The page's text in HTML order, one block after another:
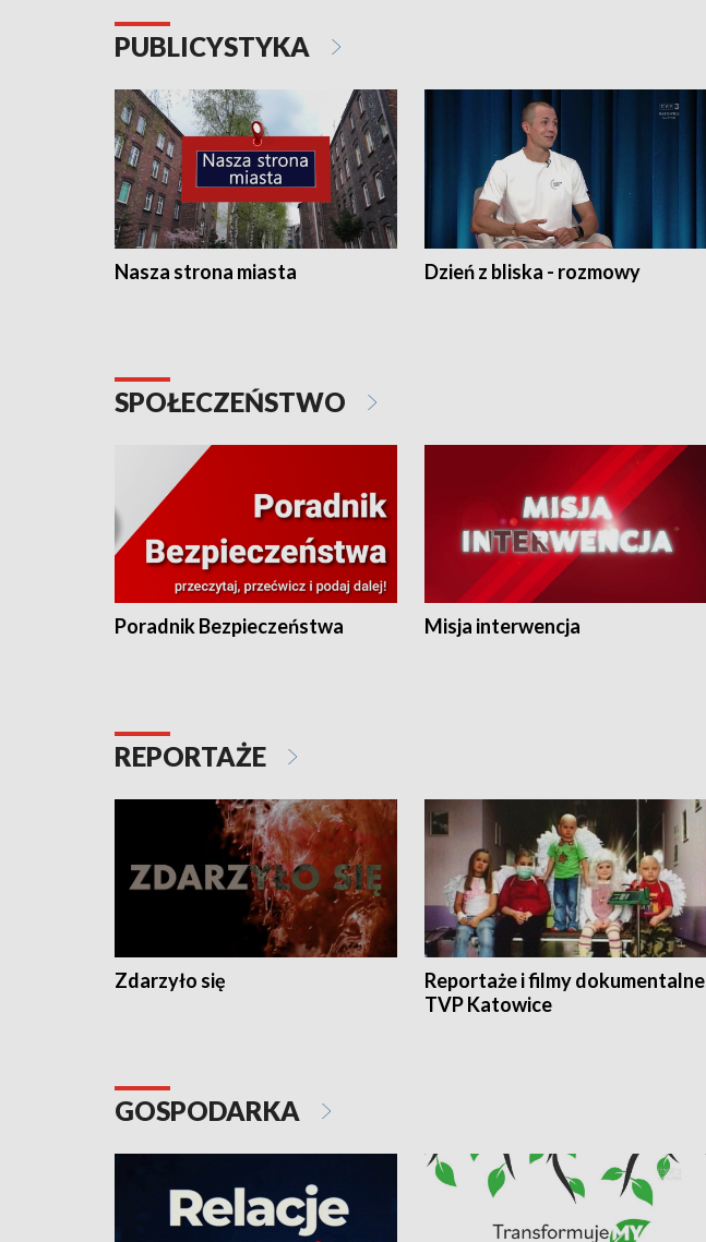
PUBLICYSTYKA
Nasza strona miasta Dzień z bliska - rozmowy
SPOŁECZEŃSTWO
Poradnik Bezpieczeństwa Misja interwencja
REPORTAŻE
Zdarzyło się
Reportaże i filmy dokumentalne
TVP Katowice
GOSPODARKA